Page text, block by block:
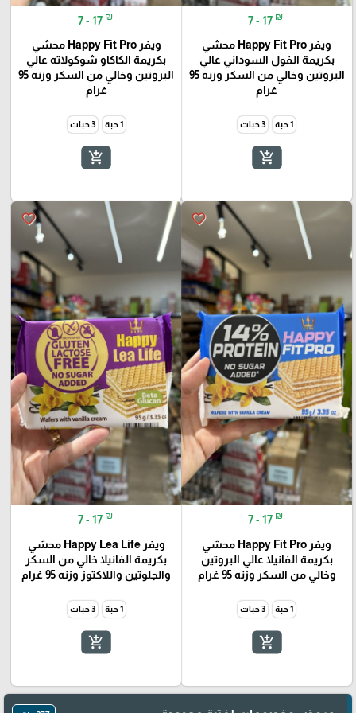
7 - 17 ₪
ويفر Happy Fit Pro محشي
بكريمة الفول السوداني عالي
البروتين وخالي من السكر وزنه 95
غرام
1 حبة 3 حبات
add_shopping_cart
7 - 17 ₪
ويفر Happy Fit Pro محشي
بكريمة الكاكاو شوكولاته عالي
البروتين وخالي من السكر وزنه 95
غرام
1 حبة 3 حبات
add_shopping_cart
favorite_border
7 - 17 ₪
ويفر Happy Fit Pro محشي
بكريمة الفانيلا عالي البروتين
وخالي من السكر وزنه 95 غرام
1 حبة 3 حبات
add_shopping_cart
favorite_border
7 - 17 ₪
ويفر Happy Lea Life محشي
بكريمة الفانيلا خالي من السكر
والجلوتين واللاكتوز وزنه 95 غرام
1 حبة 3 حبات
add_shopping_cart